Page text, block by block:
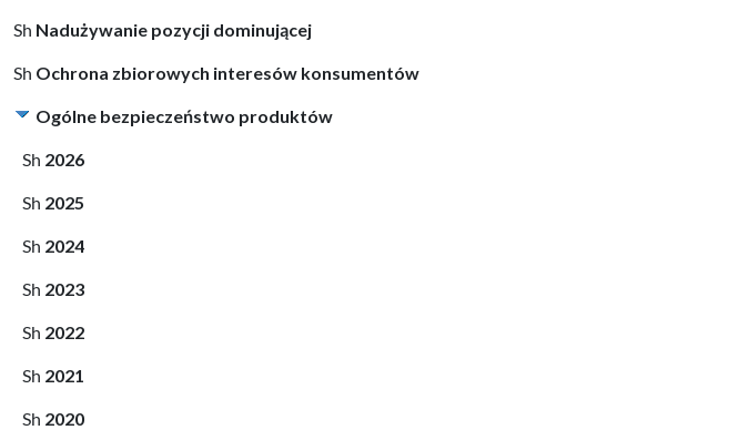
Nadużywanie pozycji dominującej
Ochrona zbiorowych interesów konsumentów
Ogólne bezpieczeństwo produktów
2026
2025
2024
2023
2022
2021
2020